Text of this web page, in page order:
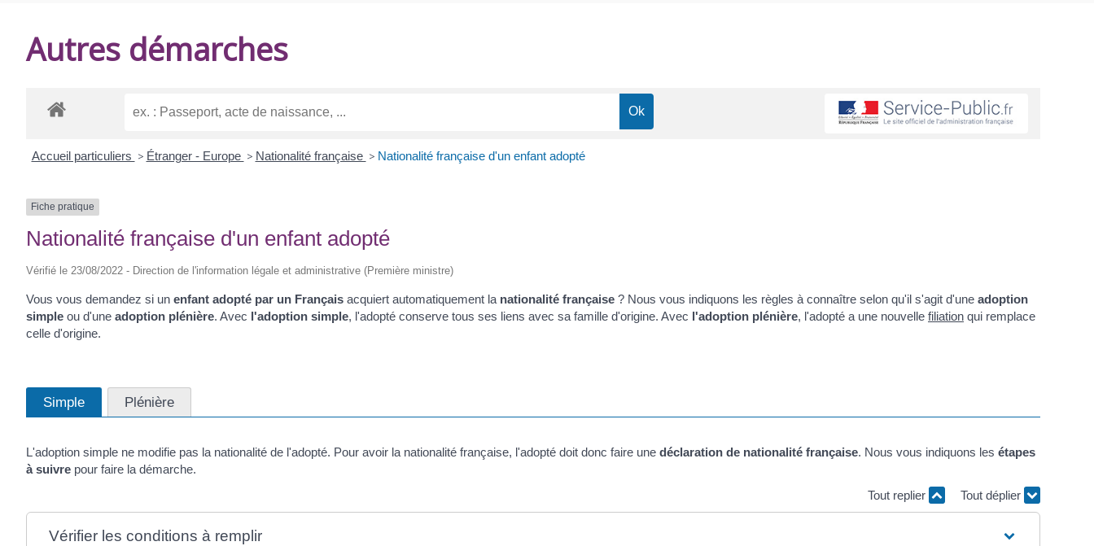
Autres démarches
Accueil particuliers > Étranger - Europe > Nationalité française > Nationalité française d'un enfant adopté
Fiche pratique
Nationalité française d'un enfant adopté
Vérifié le 23/08/2022 - Direction de l'information légale et administrative (Première ministre)
Vous vous demandez si un enfant adopté par un Français acquiert automatiquement la nationalité française ? Nous vous indiquons les règles à connaître selon qu'il s'agit d'une adoption
simple ou d'une adoption plénière. Avec l'adoption simple, l'adopté conserve tous ses liens avec sa famille d'origine. Avec l'adoption plénière, l'adopté a une nouvelle filiation qui remplace
celle d'origine.
Simple Plénière
L'adoption simple ne modifie pas la nationalité de l'adopté. Pour avoir la nationalité française, l'adopté doit donc faire une déclaration de nationalité française. Nous vous indiquons les étapes
à suivre pour faire la démarche.
Tout replier
Tout déplier
Vérifier les conditions à remplir